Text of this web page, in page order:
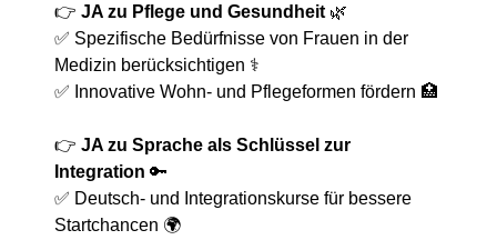
👉JA zu Pflege und Gesundheit 🌿
✅ Spezifische Bedürfnisse von Frauen in der
Medizin berücksichtigen ⚕️
✅ Innovative Wohn- und Pflegeformen fördern 🏥
👉JA zu Sprache als Schlüssel zur
Integration 🔑
✅ Deutsch- und Integrationskurse für bessere
Startchancen 🌍